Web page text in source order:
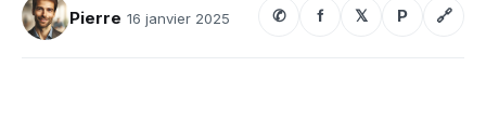
Pierre 16 janvier 2025 ✆ f 𝕏 P 🔗